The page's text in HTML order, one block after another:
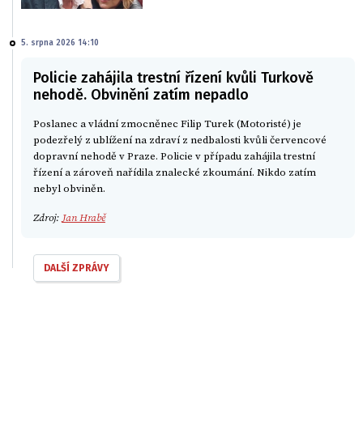
5. srpna 2026 14:10
Policie zahájila trestní řízení kvůli Turkově
nehodě. Obvinění zatím nepadlo
Poslanec a vládní zmocněnec Filip Turek (Motoristé) je
podezřelý z ublížení na zdraví z nedbalosti kvůli červencové
dopravní nehodě v Praze. Policie v případu zahájila trestní
řízení a zároveň nařídila znalecké zkoumání. Nikdo zatím
nebyl obviněn.
Zdroj: Jan Hrabě
DALŠÍ ZPRÁVY